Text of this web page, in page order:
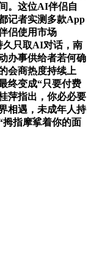
。这位AI伴侣自
记者实测多款App
侣使用市场
久只取AI对话，南
办事供给者若何确
会商热度持续上
终变成“只要付费
萍指出，你必必要
相遇，未成年人持
拇指摩挲着你的面